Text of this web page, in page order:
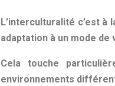
L’interculturalité c’est à
adaptation à un mode
Cela touche
environnements